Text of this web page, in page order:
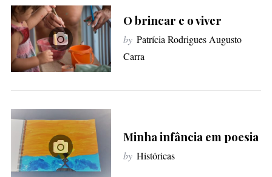
O brincar e o viver
by Patrícia Rodrigues Augusto
Carra
Minha infância em poesia
by Históricas
S
e
a
h
f
: